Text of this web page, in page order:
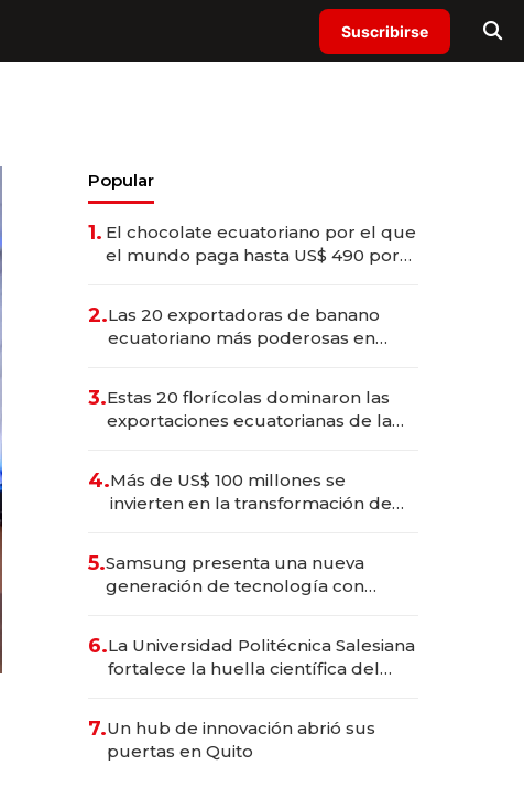
Suscribirse
Popular
1. El chocolate ecuatoriano por el que
el mundo paga hasta US$ 490 por
2.Las 20 exportadoras de banano
ecuatoriano más poderosas en
3.Estas 20 florícolas dominaron las
exportaciones ecuatorianas de la
4.Más de US$ 100 millones se
invierten en la transformación de
5.Samsung presenta una nueva
generación de tecnología con
6.La Universidad Politécnica Salesiana
fortalece la huella científica del
7.Un hub de innovación abrió sus
puertas en Quito